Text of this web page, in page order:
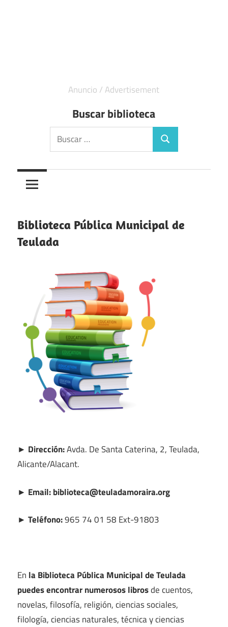
Buscar biblioteca
Buscar:
Buscar
Biblioteca Pública Municipal de
Teulada
► Dirección:Avda. De Santa Caterina, 2, Teulada,
Alicante/Alacant.
► Email: biblioteca@teuladamoraira.org
► Teléfono:965 74 01 58 Ext-91803
En la Biblioteca Pública Municipal de Teulada
puedes encontrar numerosos librosde cuentos,
novelas, filosofía, religión, ciencias sociales,
filología, ciencias naturales, técnica y ciencias